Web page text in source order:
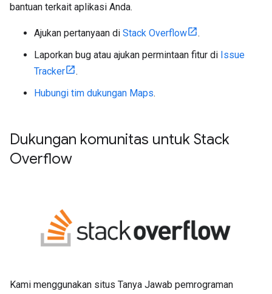
bantuan terkait aplikasi Anda.
Ajukan pertanyaan di Stack Overflow
.
Laporkan bug atau ajukan permintaan fitur di Issue
Tracker
.
Hubungi tim dukungan Maps.
Dukungan komunitas untuk Stack
Overflow
Kami menggunakan situs Tanya Jawab pemrograman